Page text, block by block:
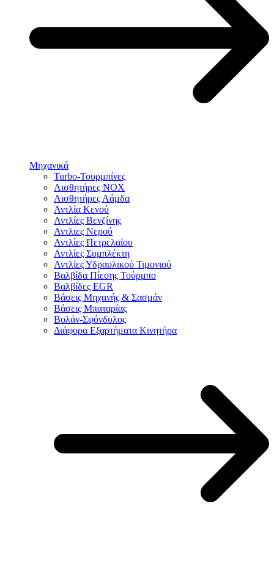
Μηχανικά
Turbo-Τουρμπίνες
Αισθητήρες NOX
Αισθητήρες Λάμδα
Αντλία Κενού
Αντλίες Βενζίνης
Αντλιες Νερού
Αντλίες Πετρελαίου
Αντλίες Συμπλέκτη
Αντλίες Υδραυλικού Τιμονιού
Βαλβίδα Πίεσης Τούρμπο
Βαλβίδες EGR
Βάσεις Μηχανής & Σασμάν
Βάσεις Μπαταρίας
Βολάν-Σφόνδυλος
Διάφορα Εξαρτήματα Κινητήρα